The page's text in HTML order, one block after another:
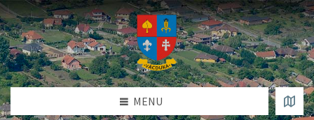
MENU